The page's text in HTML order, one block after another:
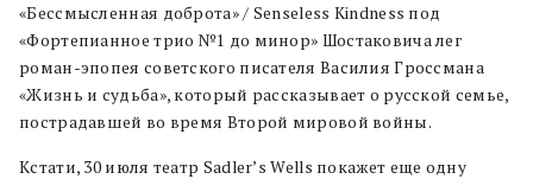
«Бессмысленная доброта» / Senseless Kindness под
«Фортепианное трио №1 до минор» Шостаковича лег
роман-эпопея советского писателя Василия Гроссмана
«Жизнь и судьба», который рассказывает о русской семье,
пострадавшей во время Второй мировой войны.
Кстати, 30 июля театр Sadler’s Wells покажет еще одну